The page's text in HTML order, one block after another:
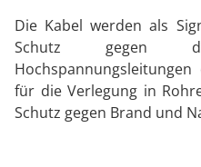
Die Kabel werden als
Schutz gegen
für die Verlegung in
Schutz gegen Brand und